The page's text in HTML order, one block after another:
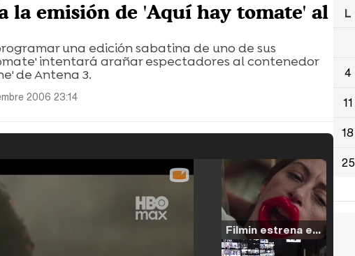
la emisión de 'Aquí hay tomate' al
una edición sabatina de uno de sus
intentará arañar espectadores al contenedor
de Antena 3.
2006 23:14
Filmin estrena el tráiler de 'Millennial Mal', su nueva comedia universitaria de la mano de Lorena Iglesias
L
4
11
18
25